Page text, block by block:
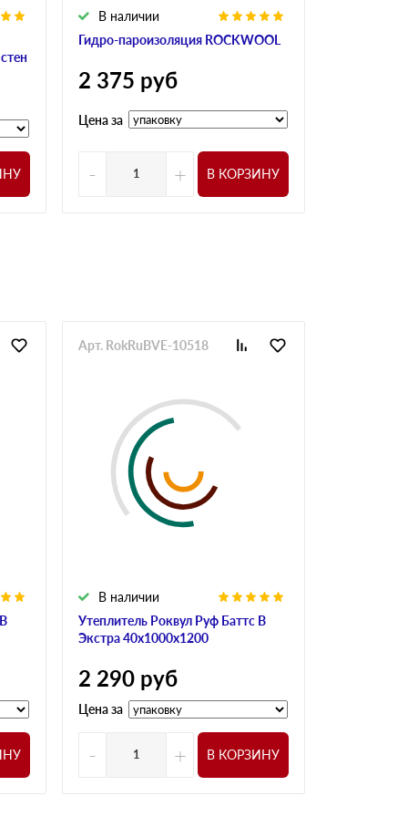
Гидро-пароизоляция ROCKWOOL
В наличии
2 375 руб
Цена за
- + В КОРЗИНУ
Утеплитель Роквул Руф Баттс В
Экстра 40х1000х1200
В наличии
Арт. RokRuBVE-10518
2 290 руб
Цена за
- + В КОРЗИНУ